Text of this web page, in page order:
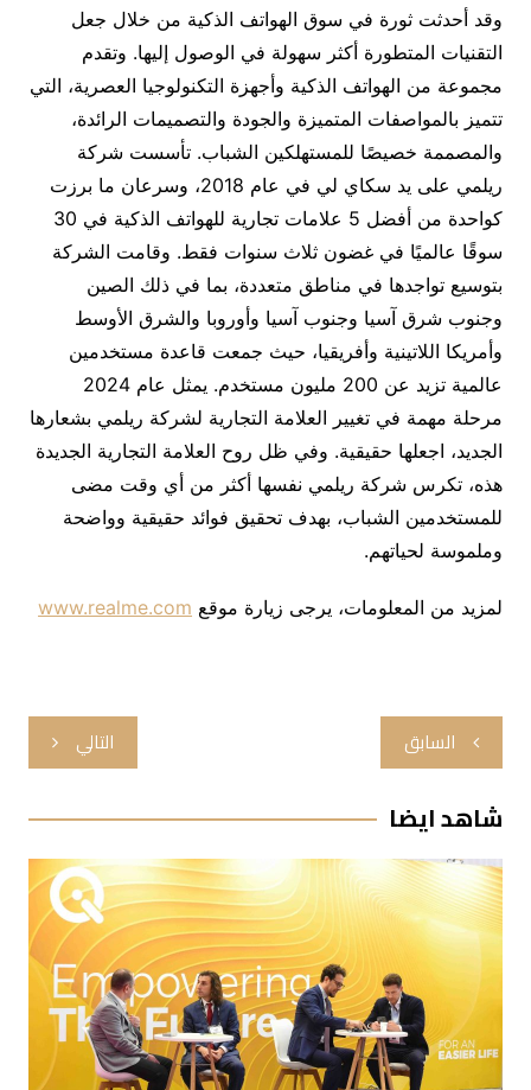
وقد أحدثت ثورة في سوق الهواتف الذكية من خلال جعل
التقنيات المتطورة أكثر سهولة في الوصول إليها. وتقدم
مجموعة من الهواتف الذكية وأجهزة التكنولوجيا العصرية، التي
تتميز بالمواصفات المتميزة والجودة والتصميمات الرائدة،
والمصممة خصيصًا للمستهلكين الشباب. تأسست شركة
ريلمي على يد سكاي لي في عام 2018، وسرعان ما برزت
كواحدة من أفضل 5 علامات تجارية للهواتف الذكية في 30
سوقًا عالميًا في غضون ثلاث سنوات فقط. وقامت الشركة
بتوسيع تواجدها في مناطق متعددة، بما في ذلك الصين
وجنوب شرق آسيا وجنوب آسيا وأوروبا والشرق الأوسط
وأمريكا اللاتينية وأفريقيا، حيث جمعت قاعدة مستخدمين
عالمية تزيد عن 200 مليون مستخدم. يمثل عام 2024
مرحلة مهمة في تغيير العلامة التجارية لشركة ريلمي بشعارها
الجديد، اجعلها حقيقية. وفي ظل روح العلامة التجارية الجديدة
هذه، تكرس شركة ريلمي نفسها أكثر من أي وقت مضى
للمستخدمين الشباب، بهدف تحقيق فوائد حقيقية وواضحة
وملموسة لحياتهم.
لمزيد من المعلومات، يرجى زيارة موقع www.realme.com
تصفّح
المقالات
السابق التالي
شاهد ايضا